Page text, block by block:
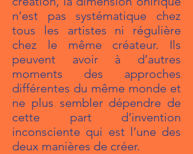
n’est pas systématique chez
tous les artistes ni régulière
chez le même créateur. Ils
peuvent avoir à d’autres
moments des approches
différentes du même monde et
ne plus sembler dépendre de
cette part d’invention
inconsciente qui est l’une des
deux manières de créer.